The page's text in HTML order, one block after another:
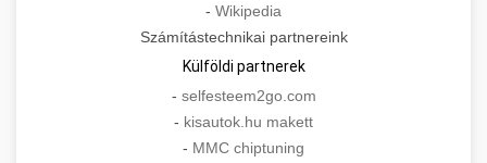
- Wikipedia
Számítástechnikai partnereink
Külföldi partnerek
- selfesteem2go.com
- kisautok.hu makett
- MMC chiptuning